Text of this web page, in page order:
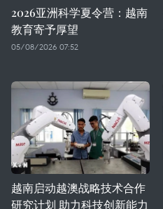
2026亚洲科学夏令营：越南
教育寄予厚望
05/08/2026 07:52
越南启动越澳战略技术合作
研究计划 助力科技创新能力